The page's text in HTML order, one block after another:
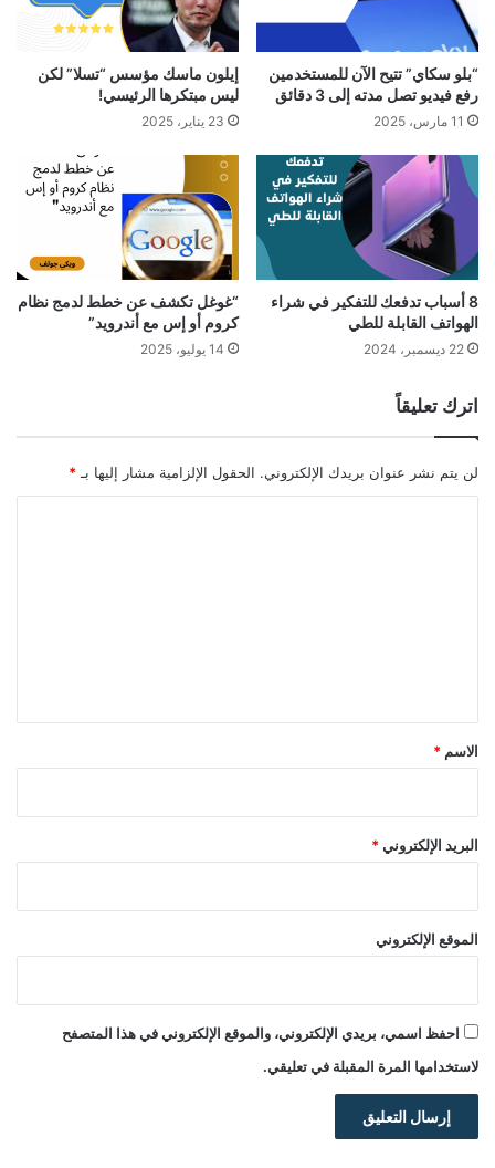
“بلو سكاي” تتيح الآن للمستخدمين
رفع فيديو تصل مدته إلى 3 دقائق
11 مارس، 2025
إيلون ماسك مؤسس “تسلا” لكن
ليس مبتكرها الرئيسي!
23 يناير، 2025
8 أسباب تدفعك للتفكير في شراء
الهواتف القابلة للطي
22 ديسمبر، 2024
“غوغل تكشف عن خطط لدمج نظام
كروم أو إس مع أندرويد”
14 يوليو، 2025
اترك تعليقاً
لن يتم نشر عنوان بريدك الإلكتروني. الحقول الإلزامية مشار إليها بـ *
*
الاسم *
البريد الإلكتروني *
الموقع الإلكتروني
احفظ اسمي، بريدي الإلكتروني، والموقع الإلكتروني في هذا المتصفح
لاستخدامها المرة المقبلة في تعليقي.